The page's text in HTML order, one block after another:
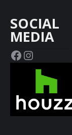
SOCIAL
MEDIA
Facebook
Instagram